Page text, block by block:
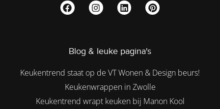
Blog & leuke pagina's
Keukentrend staat op de VT Wonen & Design beurs!
Keukenwrappen in Zwolle
Keukentrend wrapt keuken bij Manon Kool